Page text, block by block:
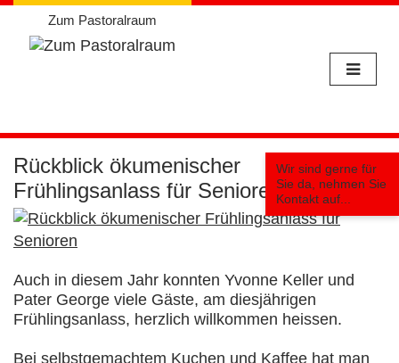
Weiter
zum
Inhalt
Zum Pastoralraum
Wir sind gerne für
Sie da, nehmen Sie
Kontakt auf...
Rückblick ökumenischer
Frühlingsanlass für Senioren
Auch in diesem Jahr konnten Yvonne Keller und
Pater George viele Gäste, am diesjährigen
Frühlingsanlass, herzlich willkommen heissen.
Bei selbstgemachtem Kuchen und Kaffee hat man